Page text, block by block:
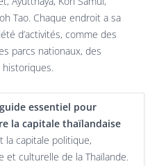
Tao. Chaque endroit a sa
d’activités, comme des
parcs nationaux, des
essentiel pour
la capitale thaïlandaise
la capitale politique,
et culturelle de la Thaïlande.